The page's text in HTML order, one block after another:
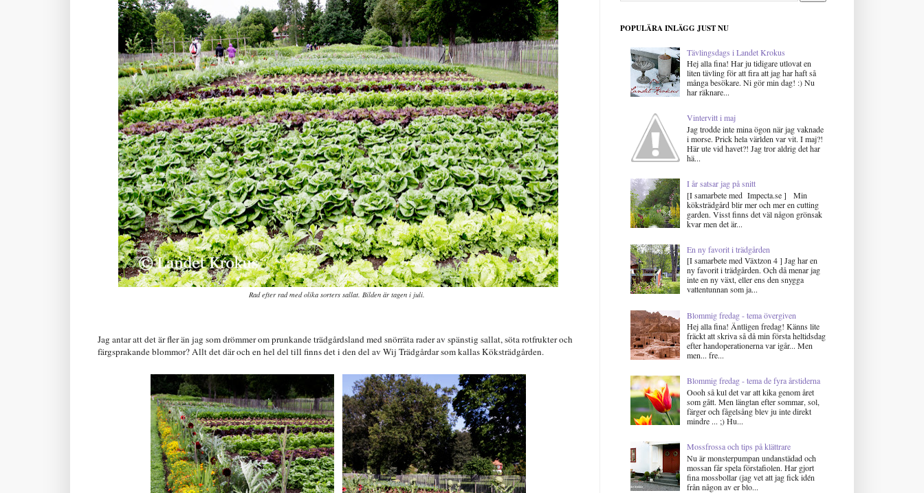
Rad efter rad med olika sorters sallat. Bilden är tagen i juli.
Jag antar att det är fler än jag som drömmer om prunkande trädgårdsland med snörräta rader av spänstig sallat, söta rotfrukter och
färgsprakande blommor? Allt det där och en hel del till finns det i den del av Wij Trädgårdar som kallas Köksträdgården.
POPULÄRA INLÄGG JUST NU
Tävlingsdags i Landet Krokus
Hej alla fina! Har ju tidigare utlovat en
liten tävling för att fira att jag har haft så
många besökare. Ni gör min dag! :) Nu
har räknare...
Vintervitt i maj
Jag trodde inte mina ögon när jag vaknade
i morse. Prick hela världen var vit. I maj?!
Här ute vid havet?! Jag tror aldrig det har
hä...
I år satsar jag på snitt
[I samarbete med Impecta.se ] Min
köksträdgård blir mer och mer en cutting
garden. Visst finns det väl någon grönsak
kvar men det är...
En ny favorit i trädgården
[I samarbete med Växtzon 4 ] Jag har en
ny favorit i trädgården. Och då menar jag
inte en ny växt, eller ens den snygga
vattentunnan som ja...
Blommig fredag - tema övergiven
Hej alla fina! Äntligen fredag! Känns lite
fräckt att skriva så då min första heltidsdag
efter handoperationerna var igår... Men
men... fre...
Blommig fredag - tema de fyra årstiderna
Oooh så kul det var att kika genom året
som gått. Men längtan efter sommar, sol,
färger och fågelsång blev ju inte direkt
mindre ... ;) Hu...
Mossfrossa och tips på klättrare
Nu är monsterpumpan undanstädad och
mossan får spela förstafiolen. Har gjort
fina mossbollar (jag vet att jag fick idén
från någon av er blo...